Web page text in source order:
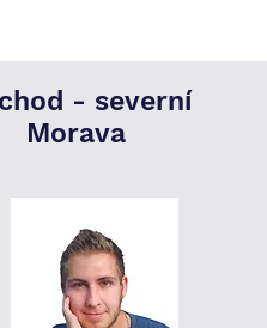
- severní
Morava